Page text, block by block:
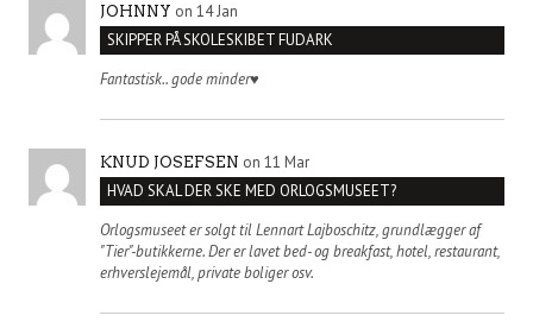
JOHNNY on 14 Jan
SKIPPER PÅ SKOLESKIBET FUDARK
Fantastisk.. gode minder♥️
KNUD JOSEFSEN on 11 Mar
HVAD SKAL DER SKE MED ORLOGSMUSEET?
Orlogsmuseet er solgt til Lennart Lajboschitz, grundlægger af
"Tier"-butikkerne. Der er lavet bed- og breakfast, hotel, restaurant,
erhverslejemål, private boliger osv.